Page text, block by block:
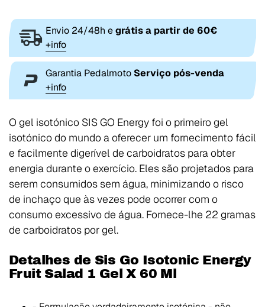
Envio 24/48h egrátis a partir de 60€
+info
Garantia Pedalmoto Serviço pós-venda
+info
O gel isotónico SIS GO Energy foi o primeiro gel
isotónico do mundo a oferecer um fornecimento fácil
e facilmente digerível de carboidratos para obter
energia durante o exercício. Eles são projetados para
serem consumidos sem água, minimizando o risco
de inchaço que às vezes pode ocorrer com o
consumo excessivo de água. Fornece-lhe 22 gramas
de carboidratos por gel.
Detalhes de Sis Go Isotonic Energy
Fruit Salad 1 Gel X 60 Ml